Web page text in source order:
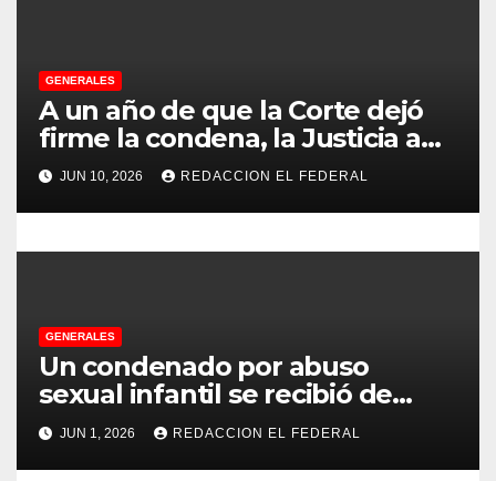
d
a
s
GENERALES
A un año de que la Corte dejó
firme la condena, la Justicia aún
no pudo decomisarle ni un peso
a CFK
JUN 10, 2026 REDACCION EL FEDERAL
GENERALES
Un condenado por abuso
sexual infantil se recibió de
psicopedagogo dentro del
Servicio Penitenciario de La
JUN 1, 2026 REDACCION EL FEDERAL